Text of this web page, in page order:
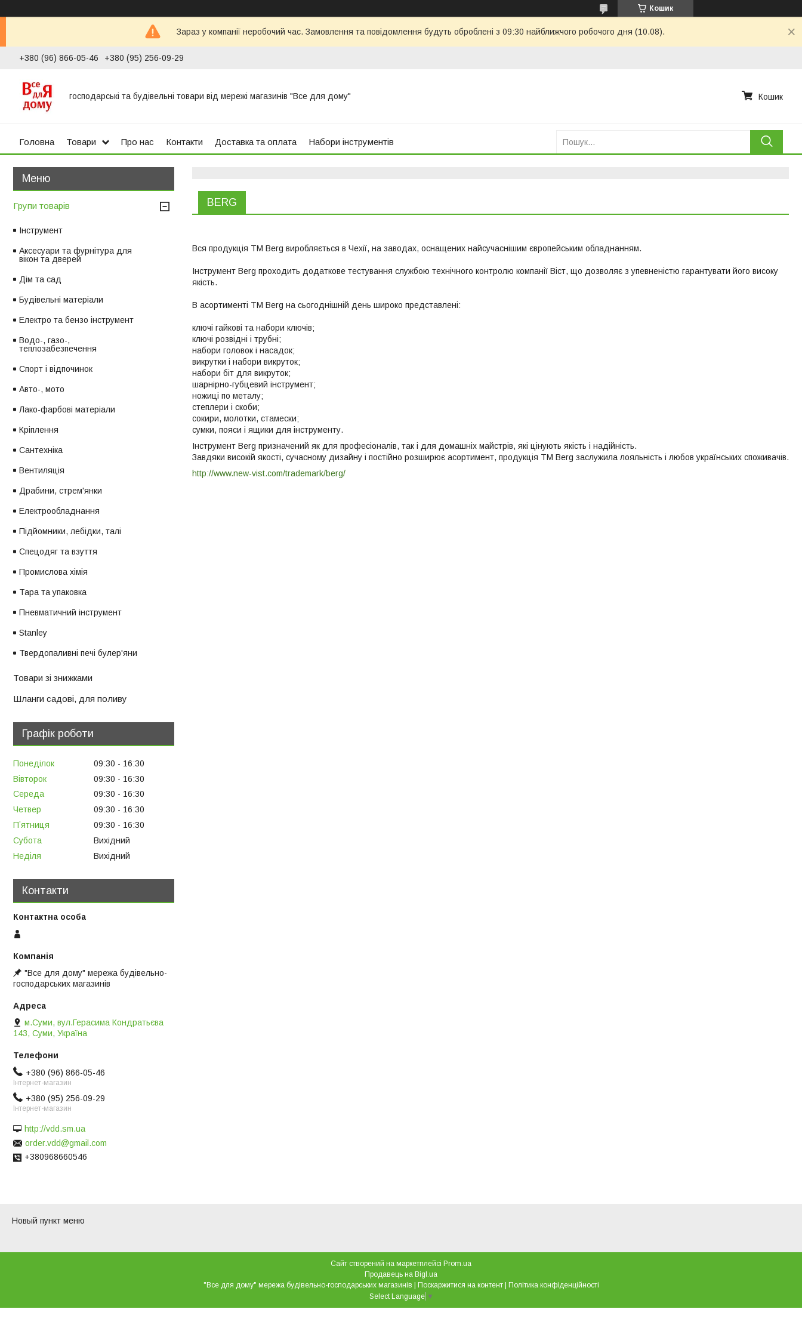
Кошик
Зараз у компанії неробочий час. Замовлення та повідомлення будуть оброблені з 09:30 найближчого робочого дня (10.08).
+380 (96) 866-05-46 +380 (95) 256-09-29
господарські та будівельні товари від мережі магазинів "Все для дому" Кошик
Головна Товари Про нас Контакти Доставка та оплата Набори інструментів
BERG
Вся продукція ТМ Berg виробляється в Чехії, на заводах, оснащених найсучаснішим європейським обладнанням.
Інструмент Berg проходить додаткове тестування службою технічного контролю компанії Віст, що дозволяє з упевненістю гарантувати його високу
якість.
В асортименті ТМ Berg на сьогоднішній день широко представлені:
ключі гайкові та набори ключів;
ключі розвідні і трубні;
набори головок і насадок;
викрутки і набори викруток;
набори біт для викруток;
шарнірно-губцевий інструмент;
ножиці по металу;
степлери і скоби;
сокири, молотки, стамески;
сумки, пояси і ящики для інструменту.
Інструмент Berg призначений як для професіоналів, так і для домашніх майстрів, які цінують якість і надійність.
Завдяки високій якості, сучасному дизайну і постійно розширює асортимент, продукція ТМ Berg заслужила лояльність і любов українських споживачів.
http://www.new-vist.com/trademark/berg/
Групи товарів
Інструмент
Аксесуари та фурнітура для
вікон та дверей
Дім та сад
Будівельні матеріали
Електро та бензо інструмент
Водо-, газо-,
теплозабезпечення
Спорт і відпочинок
Авто-, мото
Лако-фарбові матеріали
Кріплення
Сантехніка
Вентиляція
Драбини, стрем'янки
Електрообладнання
Підйомники, лебідки, талі
Спецодяг та взуття
Промислова хімія
Тара та упаковка
Пневматичний інструмент
Stanley
Твердопаливні печі булер'яни
Товари зі знижками
Шланги садові, для поливу
Графік роботи
Понеділок 09:30
16:30
Вівторок
09:30
16:30
Середа
09:30
16:30
Четвер
09:30
16:30
Пʼятниця
09:30
16:30
Субота
Вихідний
Неділя
Вихідний
Контакти
"Все для дому" мережа будівельно-
господарських магазинів
м.Суми, вул.Герасима Кондратьєва
143, Суми, Україна
+380 (96) 866-05-46
Інтернет-магазин
+380 (95) 256-09-29
Інтернет-магазин
http://vdd.sm.ua
order.vdd@gmail.com
+380968660546
Новый пункт меню
Сайт створений на маркетплейсі Prom.ua
Продавець на Bigl.ua
Поскаржитися на контент
Політика конфіденційності
Select Language ▼